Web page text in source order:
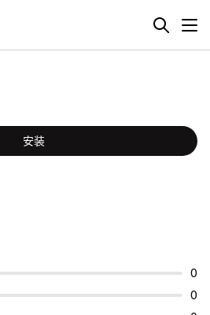
安装
0
0